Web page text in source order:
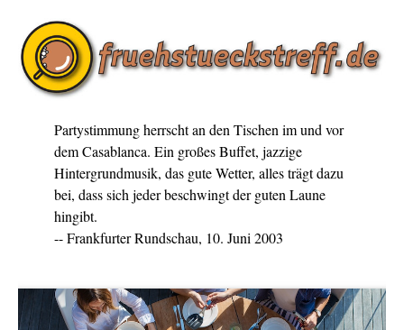
Partystimmung herrscht an den Tischen im und vor
dem Casablanca. Ein großes Buffet, jazzige
Hintergrundmusik, das gute Wetter, alles trägt dazu
bei, dass sich jeder beschwingt der guten Laune
hingibt.
-- Frankfurter Rundschau, 10. Juni 2003